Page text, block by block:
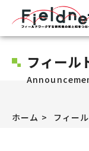
フィール
ホーム フィー